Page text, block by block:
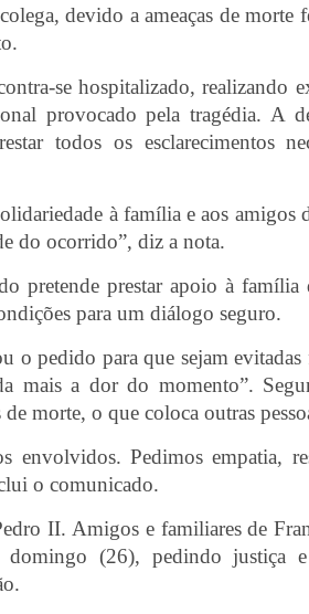
devido a ameaças de morte
se hospitalizado, realizando
provocado pela tragédia. A
todos os esclarecimentos
à família e aos amigos
do ocorrido”, diz a nota.
pretende prestar apoio à
para um diálogo seguro.
o pedido para que sejam
mais a dor do momento”.
morte, o que coloca outras
Pedimos empatia,
o comunicado.
II. Amigos e familiares de
domingo (26), pedindo justiça